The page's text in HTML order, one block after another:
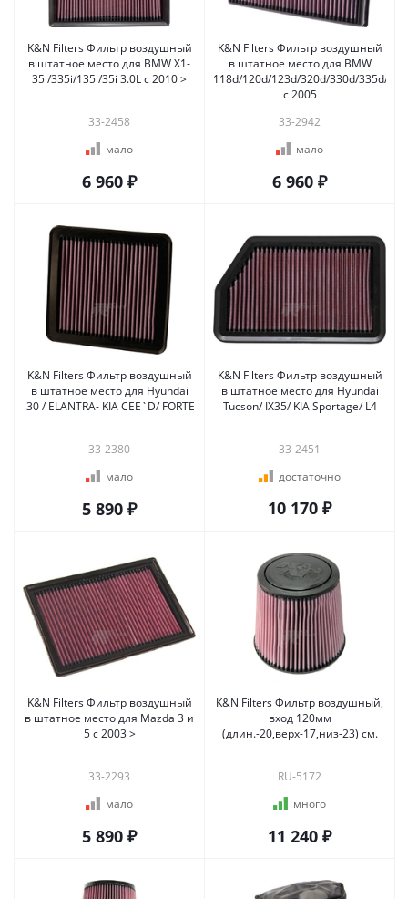
K&N Filters Фильтр воздушный
в штатное место для BMW X1-
35i/335i/135i/35i 3.0L с 2010 >
33-2458
мало
6 960 ₽
K&N Filters Фильтр воздушный
в штатное место для BMW
118d/120d/123d/320d/330d/335d/X1
c 2005
33-2942
мало
6 960 ₽
K&N Filters Фильтр воздушный
в штатное место для Hyundai
i30 / ELANTRA- KIA CEE`D/ FORTE
33-2380
мало
5 890 ₽
K&N Filters Фильтр воздушный
в штатное место для Hyundai
Tucson/ IX35/ KIA Sportage/ L4
33-2451
достаточно
10 170 ₽
K&N Filters Фильтр воздушный
в штатное место для Mazda 3 и
5 c 2003 >
33-2293
мало
5 890 ₽
K&N Filters Фильтр воздушный,
вход 120мм
(длин.-20,верх-17,низ-23) см.
RU-5172
много
11 240 ₽